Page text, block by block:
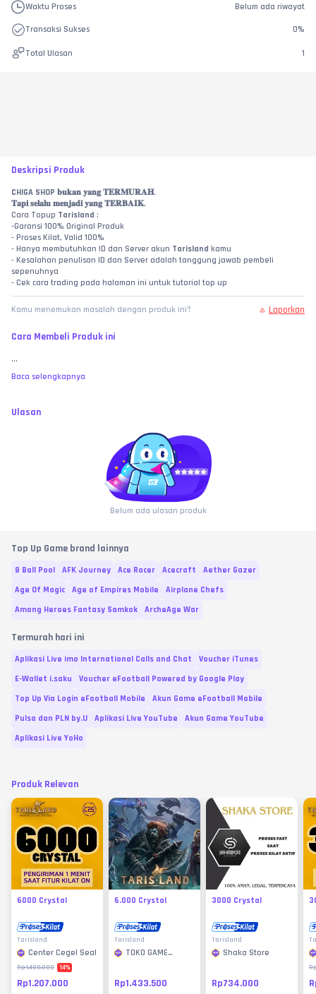
Waktu Proses Belum ada riwayat
Transaksi Sukses 0%
Total Ulasan 1
Deskripsi Produk
CHIGA SHOP 𝐛𝐮𝐤𝐚𝐧 𝐲𝐚𝐧𝐠 𝐓𝐄𝐑𝐌𝐔𝐑𝐀𝐇.
𝐓𝐚𝐩𝐢 𝐬𝐞𝐥𝐚𝐥𝐮 𝐦𝐞𝐧𝐣𝐚𝐝𝐢 𝐲𝐚𝐧𝐠 𝐓𝐄𝐑𝐁𝐀𝐈𝐊.
Cara Topup Tarisland :
-Garansi 100% Original Produk
- Proses Kilat, Valid 100%
- Hanya membutuhkan ID dan Server akun Tarisland kamu
- Kesalahan penulisan ID dan Server adalah tanggung jawab pembeli
sepenuhnya
- Cek cara trading pada halaman ini untuk tutorial top up
Kamu menemukan masalah dengan produk ini? Laporkan
Cara Membeli Produk ini
...
Baca selengkapnya
Ulasan
Belum ada ulasan produk
Top Up Game brand lainnya
8 Ball Pool AFK Journey Ace Racer Acecraft
Aether Gazer
Age Of Magic
Age of Empires Mobile
Airplane Chefs
Among Heroes Fantasy Samkok
ArcheAge War
Termurah hari ini
Aplikasi Live imo International Calls and Chat
Voucher iTunes
E-Wallet i.saku
Voucher eFootball Powered by Google Play
Top Up Via Login eFootball Mobile
Akun Game eFootball Mobile
Pulsa dan PLN by.U
Aplikasi Live YouTube
Akun Game YouTube
Aplikasi Live YoHo
Produk Relevan
6000 Crystal
Tarisland
Center Cegel Seal
Rp1.400.000 14%
Rp1.207.000
6.000 Crystal
Tarisland
TOKO GAME
Rp1.433.500
3000 Crystal
Tarisland
Shaka Store
Rp734.000